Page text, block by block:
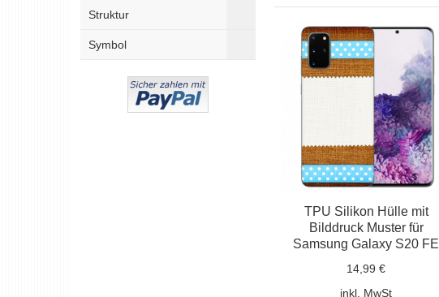
TPU Silikon Hülle mit
Bilddruck Muster für
Samsung Galaxy S20 FE
14,99 €
inkl. MwSt
Struktur
Symbol